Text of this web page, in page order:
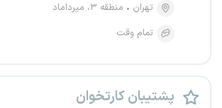
تهران
منطقه ۳، میرداماد
تمام وقت
پشتیبان کارتخوان